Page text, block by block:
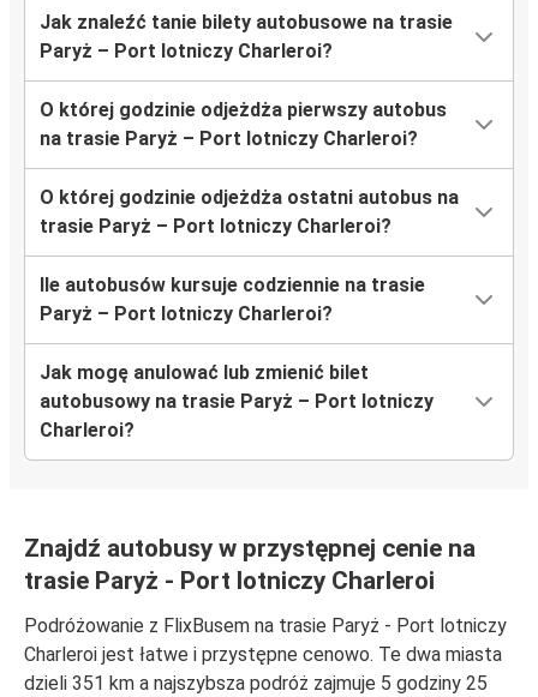
Jak znaleźć tanie bilety autobusowe na trasie
Paryż – Port lotniczy Charleroi?
O której godzinie odjeżdża pierwszy autobus
na trasie Paryż – Port lotniczy Charleroi?
O której godzinie odjeżdża ostatni autobus na
trasie Paryż – Port lotniczy Charleroi?
Ile autobusów kursuje codziennie na trasie
Paryż – Port lotniczy Charleroi?
Jak mogę anulować lub zmienić bilet
autobusowy na trasie Paryż – Port lotniczy
Charleroi?
Znajdź autobusy w przystępnej cenie na
trasie Paryż - Port lotniczy Charleroi
Podróżowanie z FlixBusem na trasie Paryż - Port lotniczy
Charleroi jest łatwe i przystępne cenowo. Te dwa miasta
dzieli 351 km a najszybsza podróż zajmuje 5 godziny 25